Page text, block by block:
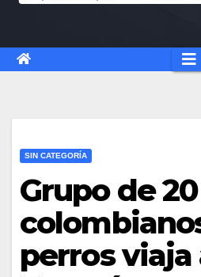
SIN CATEGORÍA
Grupo de 20
perros viaja